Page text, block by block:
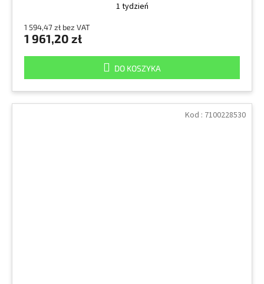
1 tydzień
1 594,47 zł bez VAT
1 961,20 zł
DO KOSZYKA
Kod : 7100228530